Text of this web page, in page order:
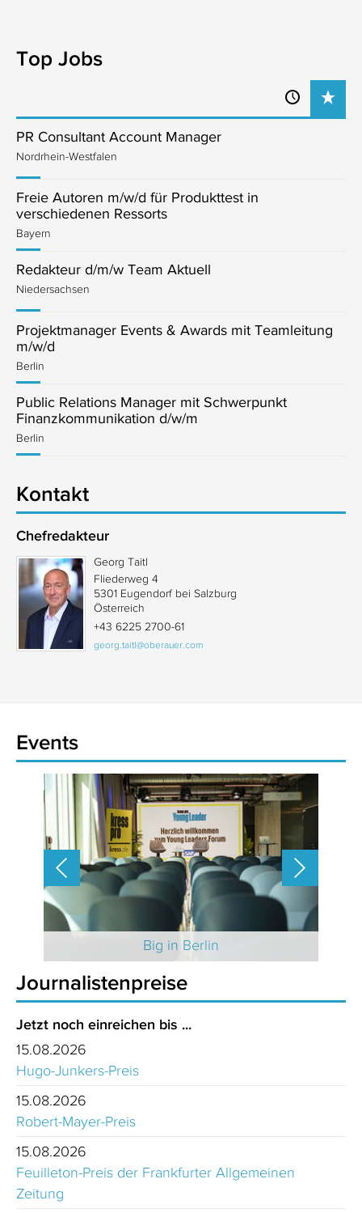
Top Jobs
PR Consultant Account Manager
Nordrhein-Westfalen
Freie Autoren m/w/d für Produkttest in
verschiedenen Ressorts
Bayern
Redakteur d/m/w Team Aktuell
Niedersachsen
Projektmanager Events & Awards mit Teamleitung
m/w/d
Berlin
Public Relations Manager mit Schwerpunkt
Finanzkommunikation d/w/m
Berlin
Kontakt
Chefredakteur
Georg Taitl
Fliederweg 4
5301 Eugendorf bei Salzburg
Österreich
+43 6225 2700-61
georg.taitl@oberauer.com
Events
Big in Berlin
Journalistenpreise
Jetzt noch einreichen bis ...
15.08.2026
Hugo-Junkers-Preis
15.08.2026
Robert-Mayer-Preis
15.08.2026
Feuilleton-Preis der Frankfurter Allgemeinen
Zeitung